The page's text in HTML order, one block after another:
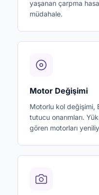
yaşanan çarpma
müdahale.
Motor Değişimi
Motorlu kol değişimi,
tutucu onarımları.
gören motorları